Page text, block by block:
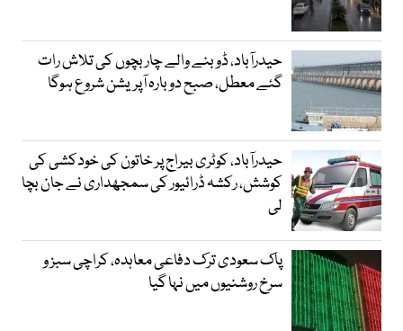
حیدرآباد، ڈوبنے والے چار بچوں کی تلاش رات
گئے معطل، صبح دوبارہ آپریشن شروع ہوگا
حیدرآباد، کوٹری بیراج پر خاتون کی خودکشی کی
کوشش، رکشہ ڈرائیور کی سمجھداری نے جان بچا
لی
پاک سعودی ترک دفاعی معاہدہ، کراچی سبز و
سرخ روشنیوں میں نہا گیا